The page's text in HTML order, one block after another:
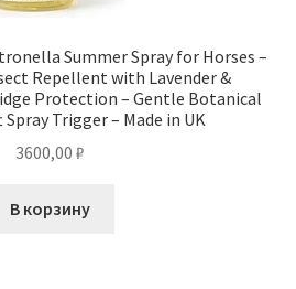
Summer Spray for Horses –
Repellent with Lavender &
Protection – Gentle Botanical
Trigger – Made in UK
3600,00 ₽
В корзину